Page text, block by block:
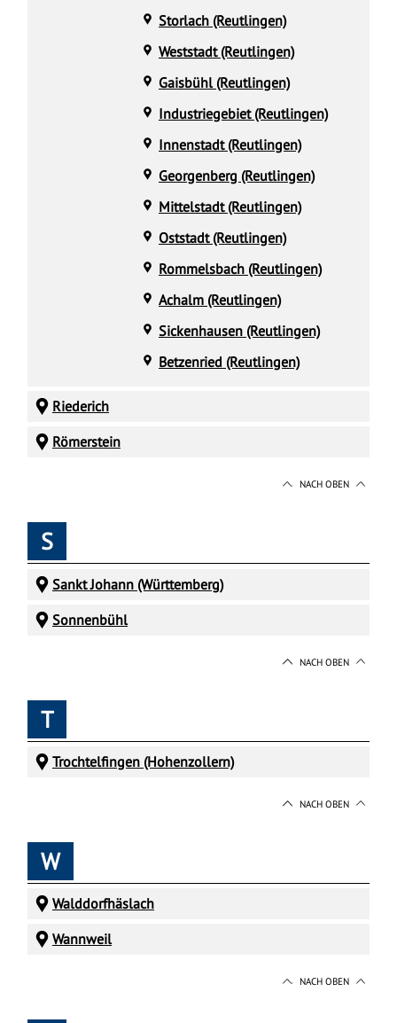
Storlach (Reutlingen)
Weststadt (Reutlingen)
Gaisbühl (Reutlingen)
Industriegebiet (Reutlingen)
Innenstadt (Reutlingen)
Georgenberg (Reutlingen)
Mittelstadt (Reutlingen)
Oststadt (Reutlingen)
Rommelsbach (Reutlingen)
Achalm (Reutlingen)
Sickenhausen (Reutlingen)
Betzenried (Reutlingen)
Riederich
Römerstein
NACH OBEN
S
Sankt Johann (Württemberg)
Sonnenbühl
NACH OBEN
T
Trochtelfingen (Hohenzollern)
NACH OBEN
W
Walddorfhäslach
Wannweil
NACH OBEN